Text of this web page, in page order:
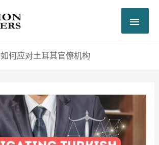
主
菜
如何应对土耳其官僚机构